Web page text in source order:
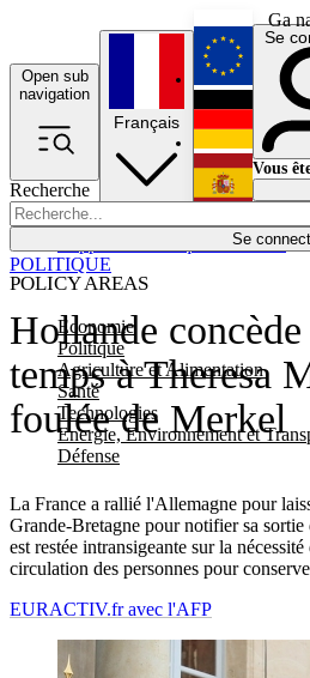
Ga
Open sub
navigation
Recherche
Se
POLICY AREAS
Economie
Politique
Agriculture et Alimentation
Santé
Technologies
Energie, Environnement et
Défense
Économie
Français
English
Deutsch
Español
Se
Vous
Hollande
temps à Theresa
foulée de Merkel
La France a rallié l'Allemagne pour
Grande-Bretagne pour notifier sa
est restée intransigeante sur la
circulation des personnes pour
POLITIQUE
EURACTIV.fr avec l'AFP